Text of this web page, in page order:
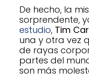
De hecho, la
sorprendente,
estudio, Tim
una y otra vez
de rayas
partes del
son más